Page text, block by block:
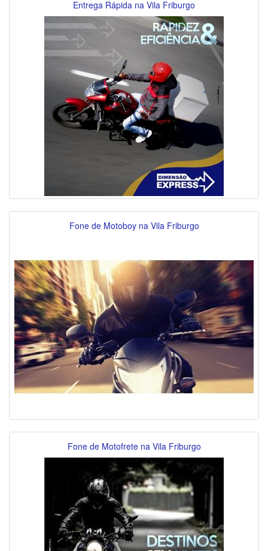
Entrega Rápida na Vila Friburgo
Fone de Motoboy na Vila Friburgo
Fone de Motofrete na Vila Friburgo